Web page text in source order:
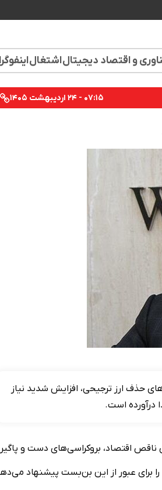
و اقتصاد دیجیتالاشتغال
۰۷:۱۵ - ۲۴ اردیبهشت ۱۴۰۵
حذف ارز ترجیحی، افزایش شدید نیاز
درآورده است.
ناقص اقتصاد، بروکراسی‌های دست و
برای عبور از این بن‌بست پیشنهاد